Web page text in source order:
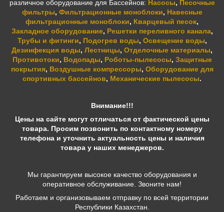
различное оборудование для Бассейнов: Насосы, Песочные
фильтры, Фильтрационные моноблоки, Навесные
фильтрационные моноблоки, Кварцевый песок,
Закладное оборудование, Решетки переливного канала,
Трубы и фитинги, Подогрев воды, Освещение воды,
Дезинфекция воды, Лестницы, Отделочные материалы,
Противотоки, Водопады, Роботы-пылесосы, Защитные
покрытия, Воздушные компрессоры, Оборудование для
спортивных бассейнов, Механические пылесосы.
Внимание!!!
Цены на сайте могут отличаться от фактической цены
товара. Просим позвонить по контактному номеру
телефона и уточнить актуальность цены и наличия
товара у наших менеджеров.
Мы гарантируем высокое качество оборудования и
оперативное обслуживание. Звоните нам!
Работаем и организовываем отправку по всей территории
Республики Казахстан.